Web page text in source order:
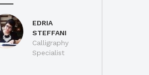
EDRIA
STEFFANI
Calligraphy
Specialist